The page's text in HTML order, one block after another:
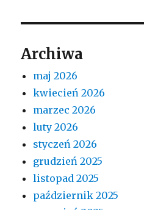
Archiwa
maj 2026
kwiecień 2026
marzec 2026
luty 2026
styczeń 2026
grudzień 2025
listopad 2025
październik 2025